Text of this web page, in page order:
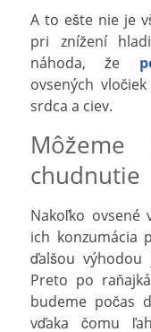
A to ešte nie je
pri znížení
náhoda, že
ovsených
srdca a ciev.
chudnutie
Nakoľko ovsené
ich konzumácia
ďalšou
Preto po
budeme počas
vďaka čomu